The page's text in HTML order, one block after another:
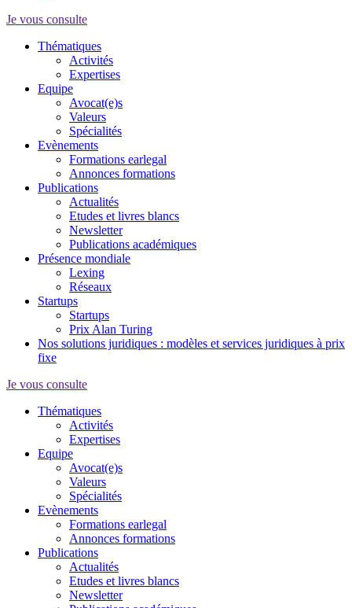
Je vous consulte
Thématiques
Activités
Expertises
Equipe
Avocat(e)s
Valeurs
Spécialités
Evènements
Formations earlegal
Annonces formations
Publications
Actualités
Etudes et livres blancs
Newsletter
Publications académiques
Présence mondiale
Lexing
Réseaux
Startups
Startups
Prix Alan Turing
Nos solutions juridiques : modèles et services juridiques à prix
fixe
Je vous consulte
Thématiques
Activités
Expertises
Equipe
Avocat(e)s
Valeurs
Spécialités
Evènements
Formations earlegal
Annonces formations
Publications
Actualités
Etudes et livres blancs
Newsletter